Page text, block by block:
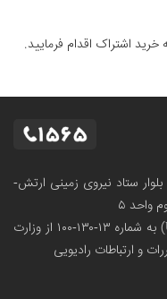
اشتراک اقدام فرمایید.
بلوار ستاد نیروی زمینی ارتش-
واحد ۵
از وزارت
و ارتباطات رادیویی